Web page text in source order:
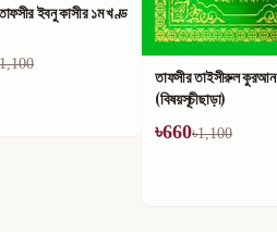
ইবনু কাসীর ১ম খণ্ড
1,100
তাফসীর তাইসীরুল কুরআন
(বিষয়সূচীছাড়া)
৳660৳1,100